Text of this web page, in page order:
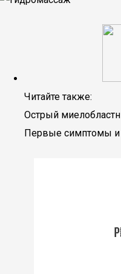
Читайте также:
Острый
Первые симптомы и